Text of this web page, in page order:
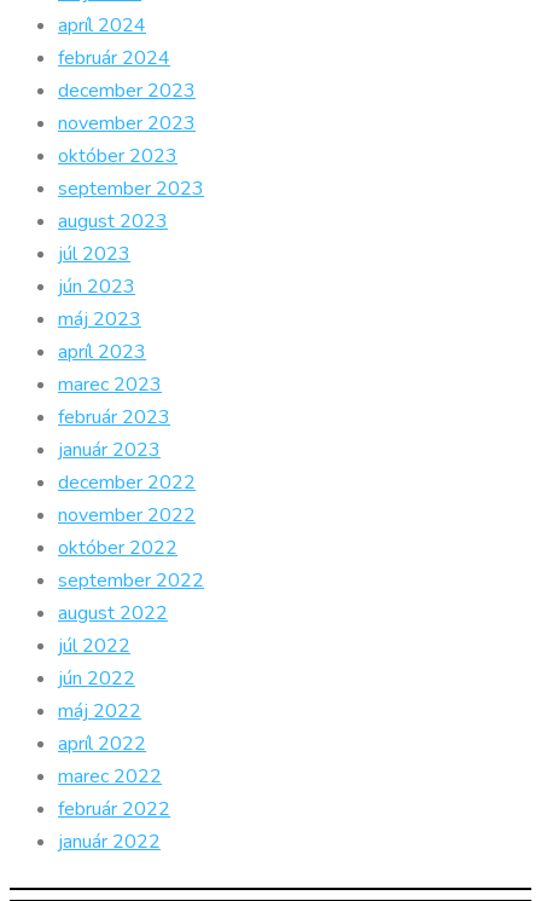
apríl 2024
február 2024
december 2023
november 2023
október 2023
september 2023
august 2023
júl 2023
jún 2023
máj 2023
apríl 2023
marec 2023
február 2023
január 2023
december 2022
november 2022
október 2022
september 2022
august 2022
júl 2022
jún 2022
máj 2022
apríl 2022
marec 2022
február 2022
január 2022